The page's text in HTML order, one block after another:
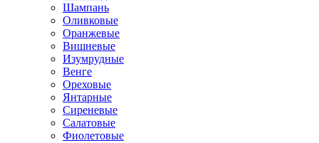
Шампань
Оливковые
Оранжевые
Вишневые
Изумрудные
Венге
Ореховые
Янтарные
Сиреневые
Салатовые
Фиолетовые